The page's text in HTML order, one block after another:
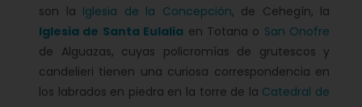
son la Iglesia de la Concepción, de Cehegín, la
Iglesia de Santa Eulalia en Totana o San Onofre
de Alguazas, cuyas policromías de grutescos y
candelieri tienen una curiosa correspondencia en
los labrados en piedra en la torre de la Catedral de